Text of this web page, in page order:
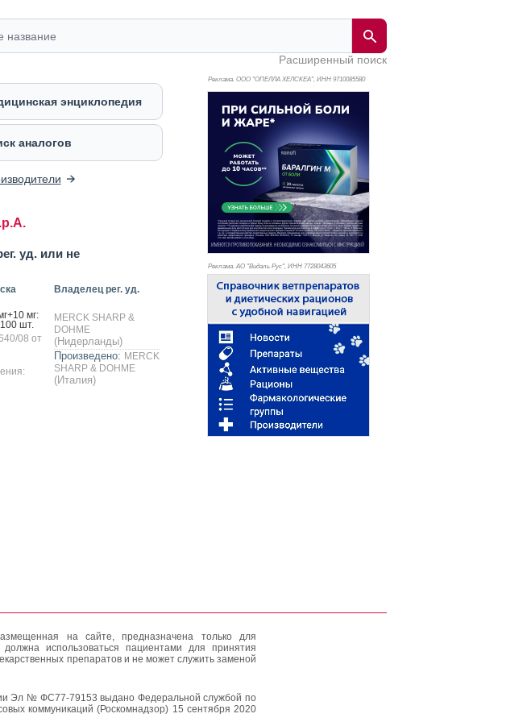
Расширенный поиск
энциклопедия
аналогов
уд. или не
Владелец рег. уд.
мг:
шт.
08 от
MERCK SHARP &
DOHME
(Нидерланды)
Произведено: MERCK
SHARP & DOHME
(Италия)
Реклама. ООО "ОПЕЛЛА ХЕЛСКЕА", ИНН 9710085580
Реклама. АО "Видаль Рус", ИНН 7728043605
на сайте, предназначена только для
использоваться пациентами для принятия
препаратов и не может служить заменой
Эл № ФС77-79153 выдано Федеральной службой по
коммуникаций (Роскомнадзор) 15 сентября 2020